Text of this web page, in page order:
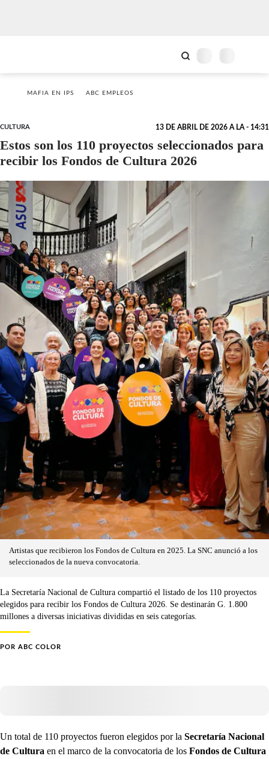
MAFIA EN IPS ABC EMPLEOS
CULTURA 13 DE ABRIL DE 2026 A LA - 14:31
Estos son los 110 proyectos seleccionados para
recibir los Fondos de Cultura 2026
Artistas que recibieron los Fondos de Cultura en 2025. La SNC anunció a los
seleccionados de la nueva convocatoria.
La Secretaría Nacional de Cultura compartió el listado de los 110 proyectos
elegidos para recibir los Fondos de Cultura 2026. Se destinarán G. 1.800
millones a diversas iniciativas divididas en seis categorías.
POR ABC COLOR
Un total de 110 proyectos fueron elegidos por la Secretaría Nacional
de Cultura en el marco de la convocatoria de los Fondos de Cultura